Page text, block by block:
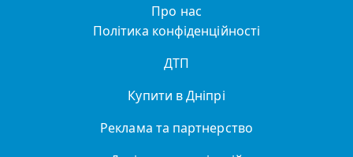
Про нас
Політика конфіденційності
ДТП
Купити в Дніпрі
Реклама та партнерство